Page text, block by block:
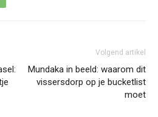
Volgend artikel
Mundaka in beeld: waarom dit
vissersdorp op je bucketlist
moet